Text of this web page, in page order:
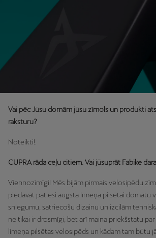
Vai pēc Jūsu domām jūsu zīmols un produkti
raksturu?
Noteikti!.
CUPRA rāda ceļu citiem. Vai jūsuprāt Fabike
Viennozīmīgi! Mēs bijām pirmais velosipēdu
piedāvāt patiesi augsta līmeņa pilsētai domātu
sniegumu, satriecošu dizainu un izcilām
ne tikai ir drosmīgi, bet arī maina priekšstatu
līmeņa pilsētas velosipēds un kādam tam būtu